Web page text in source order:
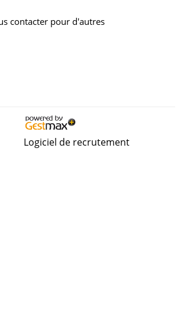
contacter pour d'autres
Logiciel de recrutement